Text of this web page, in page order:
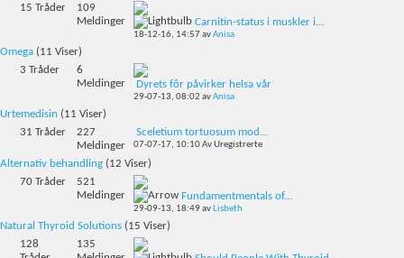
15 Tråder
109
Meldinger
Carnitin-status i muskler i...
18-12-16, 14:57avAnisa
Omega (11 Viser)
3 Tråder
6
Meldinger
Dyrets fôr påvirker helsa vår
29-07-13, 08:02 avAnisa
Urtemedisin (11 Viser)
31 Tråder
227
Meldinger
Sceletium tortuosum mod...
07-07-17, 10:10Av Uregistrerte
Alternativ behandling (12 Viser)
70 Tråder
521
Meldinger
Fundamentmentals of...
29-09-13, 18:49av Lisbeth
Natural Thyroid Solutions (15 Viser)
128
135